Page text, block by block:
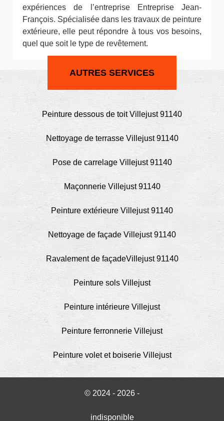
expériences de l’entreprise Entreprise Jean-
François. Spécialisée dans les travaux de peinture
extérieure, elle peut répondre à tous vos besoins,
quel que soit le type de revêtement.
AUTRES SERVICES
Peinture dessous de toit Villejust 91140
Nettoyage de terrasse Villejust 91140
Pose de carrelage Villejust 91140
Maçonnerie Villejust 91140
Peinture extérieure Villejust 91140
Nettoyage de façade Villejust 91140
Ravalement de façadeVillejust 91140
Peinture sols Villejust
Peinture intérieure Villejust
Peinture ferronnerie Villejust
Peinture volet et boiserie Villejust
© 2024 - 2026 -
indisponible